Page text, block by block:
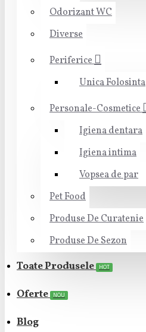
Odorizant WC
Diverse
Periferice
Unica Folosinta
Personale-Cosmetice
Igiena dentara
Igiena intima
Vopsea de par
Pet Food
Produse De Curatenie
Produse De Sezon
Toate Produsele HOT
Oferte NOU
Blog